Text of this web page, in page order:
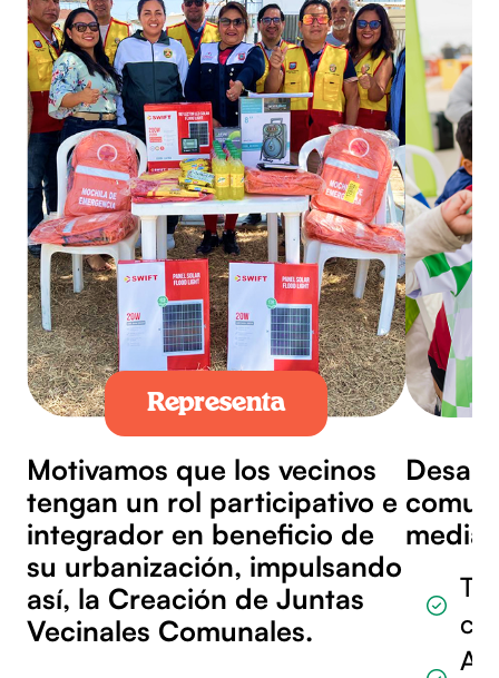
Representa
Motivamos que los vecinos
tengan un rol participativo e
integrador en beneficio de
su urbanización, impulsando
así, la Creación de Juntas
Vecinales Comunales.